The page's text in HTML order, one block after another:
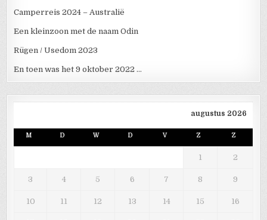
Camperreis 2024 – Australië
Een kleinzoon met de naam Odin
Rügen / Usedom 2023
En toen was het 9 oktober 2022 …
augustus 2026
M D W D V Z Z
1 2
3 4 5 6 7 8 9
10 11 12 13 14 15 16